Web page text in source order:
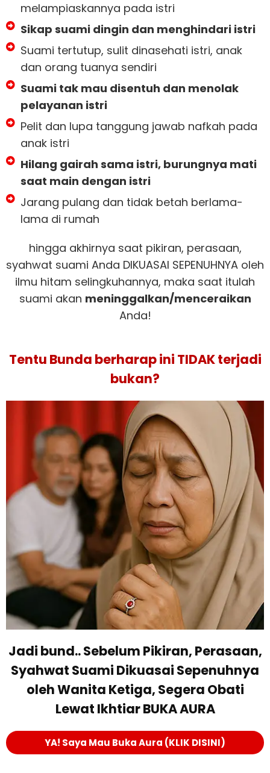
melampiaskannya pada istri
Sikap suami dingin dan menghindari istri
Suami tertutup, sulit dinasehati istri, anak
dan orang tuanya sendiri
Suami tak mau disentuh dan menolak
pelayanan istri
Pelit dan lupa tanggung jawab nafkah pada
anak istri
Hilang gairah sama istri, burungnya mati
saat main dengan istri
Jarang pulang dan tidak betah berlama-
lama di rumah
hingga akhirnya saat pikiran, perasaan,
syahwat suami Anda DIKUASAI SEPENUHNYA oleh
ilmu hitam selingkuhannya, maka saat itulah
suami akan meninggalkan/menceraikan
Anda!
Tentu Bunda berharap ini TIDAK terjadi
bukan?
Jadi bund.. Sebelum Pikiran, Perasaan,
Syahwat Suami Dikuasai Sepenuhnya
oleh Wanita Ketiga, Segera Obati
Lewat Ikhtiar BUKA AURA
YA! Saya Mau Buka Aura (KLIK DISINI)